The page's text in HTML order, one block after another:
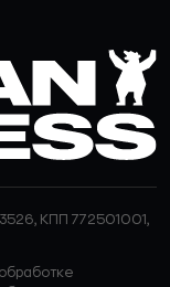
КПП 772501001,